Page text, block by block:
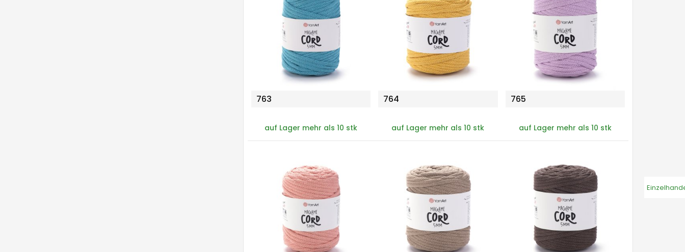
763
auf Lager mehr als 10 stk
764
auf Lager mehr als 10 stk
765
auf Lager mehr als 10 stk